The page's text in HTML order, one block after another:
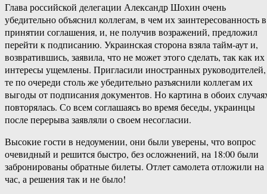
Глава российской делегации Александр Шохин очень
убедительно объяснил коллегам, в чем их заинтересованность в
принятии соглашения, и, не получив возражений, предложил
перейти к подписанию. Украинская сторона взяла тайм-аут и,
возвратившись, заявила, что не может этого сделать, так как их
интересы ущемлены. Пригласили иностранных руководителей,
те по очереди столь же убедительно разъяснили коллегам их
выгоды от подписания документов. Но картина в обоих
повторялась. Со всем соглашаясь во время беседы, украинцы
после перерыва заявляли о своем несогласии.
Высокие гости в недоумении, они были уверены, что вопрос
очевидный и решится быстро, без осложнений, на 18:00 были
забронированы обратные билеты. Отлет самолета отложили на
час, а решения так и не было!